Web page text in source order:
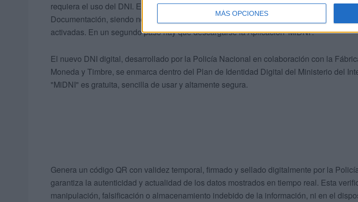
MÁS OPCIONES
requiera el uso del DNI. En un primer paso hay que registrarse en el sitio web o en
Documentación, siendo necesario hacer uso en el acto del DNI físico y las claves del
activadas. En un segundo paso hay que descargarse la Aplicación 'MiDNI'.
El nuevo DNI digital, desarrollado por la Policía Nacional en colaboración con la
Moneda y Timbre, se enmarca dentro del Plan de Identidad Digital del Ministerio del
"MiDNI" es gratuita, sencilla de usar y altamente segura.
Genera un código QR con validez temporal, firmado y sellado digitalmente por la
garantiza la autenticidad y actualidad de los datos mostrados en tiempo real. Esta
manipulación, falsificación o almacenamiento indebido de la información, ni en el